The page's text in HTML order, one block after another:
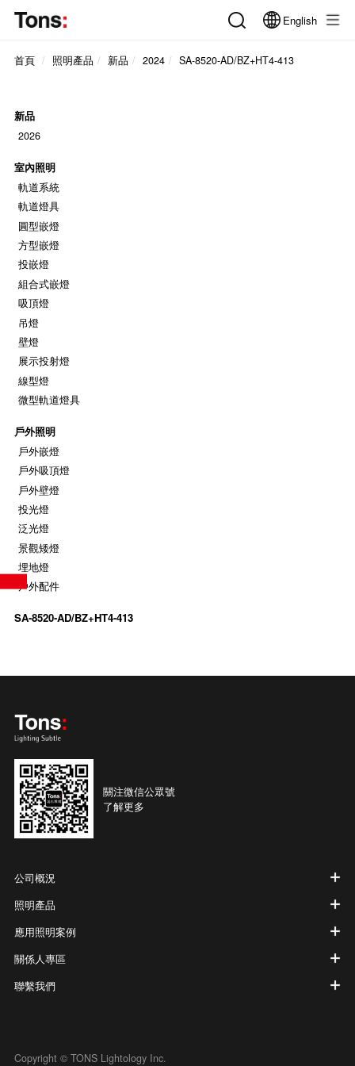
English
首頁 照明產品 新品 2024 SA-8520-AD/BZ+HT4-413
新品
2026
室內照明
軌道系統
軌道燈具
圓型嵌燈
方型嵌燈
投嵌燈
組合式嵌燈
吸頂燈
吊燈
壁燈
展示投射燈
線型燈
微型軌道燈具
戶外照明
戶外嵌燈
戶外吸頂燈
戶外壁燈
投光燈
泛光燈
景觀矮燈
埋地燈
戶外配件
SA-8520-AD/BZ+HT4-413
關注微信公眾號
了解更多
公司概況
照明產品
應用照明案例
關係人專區
聯繫我們
Copyright © TONS Lightology Inc.